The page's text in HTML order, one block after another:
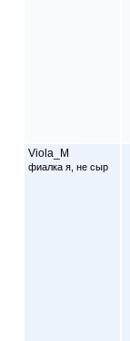
Viola_M
фиалка я, не сыр